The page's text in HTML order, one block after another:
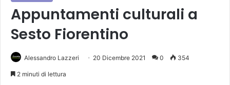
Appuntamenti culturali a
Sesto Fiorentino
Alessandro Lazzeri 20 Dicembre 2021 0 354
2 minuti di lettura